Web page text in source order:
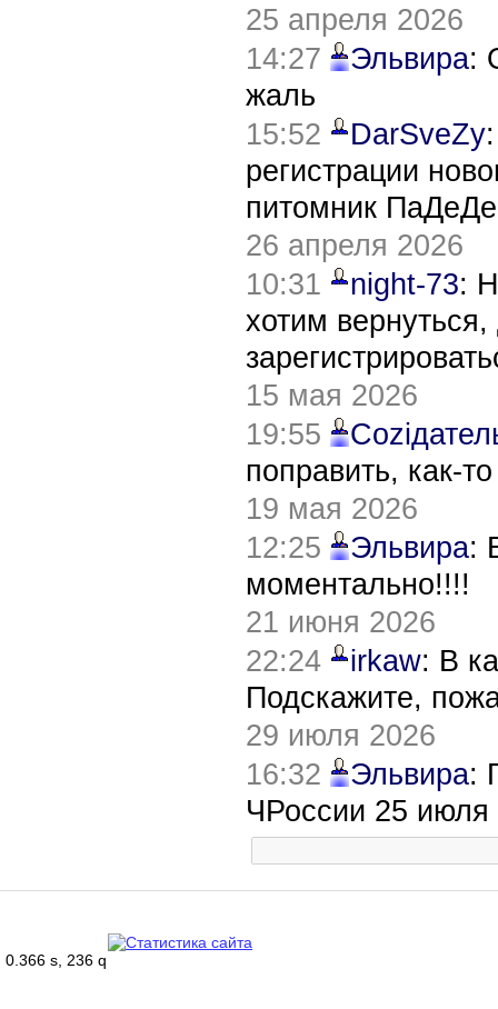
25 апреля 2026
14:27
Эльвира:
жаль
15:52
DarSveZy
регистрации
питомник
26 апреля 2026
10:31
night-73:
хотим
15 мая 2026
19:55
поправить, как-
19 мая 2026
12:25
Эльвира:
моментально!!!!
21 июня 2026
22:24
irkaw: В
Подскажите,
29 июля 2026
16:32
Эльвира:
ЧРоссии 25 июля
0.366 s, 236 q